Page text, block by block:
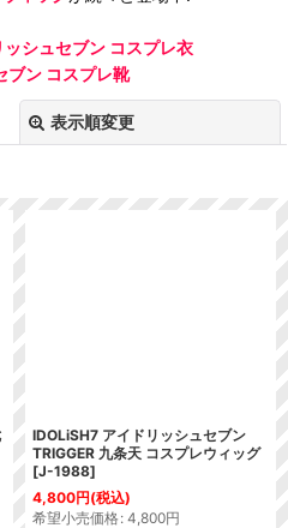
シュセブン コスプレ衣
ブン コスプレ靴
表示順変更
IDOLiSH7 アイドリッシュセブン
TRIGGER 九条天 コスプレウィッグ
[J-1988]
4,800円(税込)
希望小売価格: 4,800円